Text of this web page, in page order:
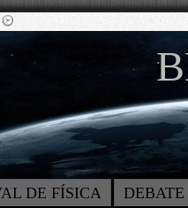
DE FÍSICA DEBATE